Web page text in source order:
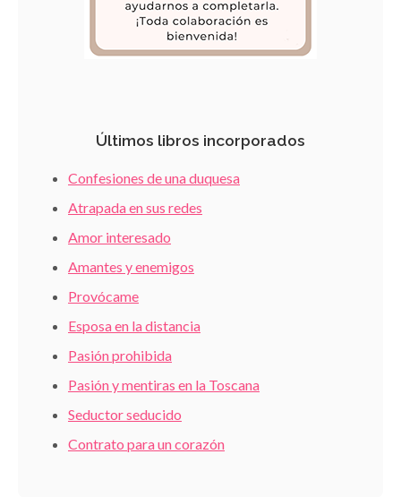
Últimos libros incorporados
Confesiones de una duquesa
Atrapada en sus redes
Amor interesado
Amantes y enemigos
Provócame
Esposa en la distancia
Pasión prohibida
Pasión y mentiras en la Toscana
Seductor seducido
Contrato para un corazón